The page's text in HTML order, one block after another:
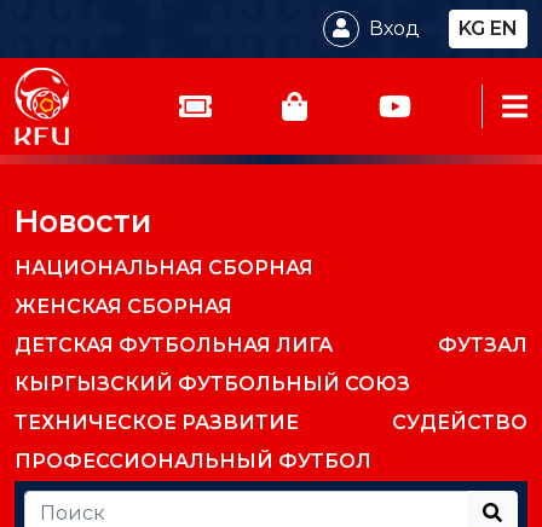
Вход KG EN
Новости
НАЦИОНАЛЬНАЯ СБОРНАЯ
ЖЕНСКАЯ СБОРНАЯ
ДЕТСКАЯ ФУТБОЛЬНАЯ ЛИГА
ФУТЗАЛ
КЫРГЫЗСКИЙ ФУТБОЛЬНЫЙ СОЮЗ
ТЕХНИЧЕСКОЕ РАЗВИТИЕ
СУДЕЙСТВО
ПРОФЕССИОНАЛЬНЫЙ ФУТБОЛ